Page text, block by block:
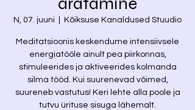
N, 07. juuni Kõiksuse Kanaldused Stuudio
Meditatsioonis keskendume intensiivsele
energiatööle ainult pea piirkonnas,
stimuleerides ja aktiveerides kolmanda
silma tööd. Kui suurenevad võimed,
suureneb vastutus! Keri lehte alla poole ja
tutvu ürituse sisuga lähemalt.